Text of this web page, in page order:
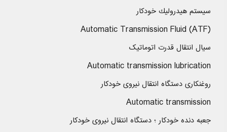
سیستم هیدرولیك خودكار
Automatic Transmission Fluid (ATF)
سیال انتقال قدرت اتوماتیک
Automatic transmission lubrication
روغنكاری دستگاه انتقال نیروی خودكار
Automatic transmission
جعبه دنده خودكار ؛ دستگاه انتقال نیروی خودكار